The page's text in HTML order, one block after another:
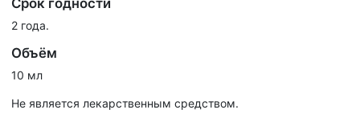
2 года.
Объём
10 мл
Не является лекарственным средством.